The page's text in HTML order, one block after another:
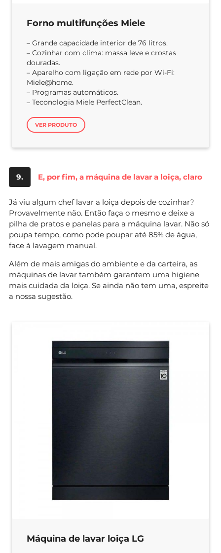
Forno multifunções Miele
– Grande capacidade interior de 76 litros.
– Cozinhar com clima: massa leve e crostas
douradas.
– Aparelho com ligação em rede por Wi-Fi:
Miele@home.
– Programas automáticos.
– Teconologia Miele PerfectClean.
VER PRODUTO
9. E, por fim, a máquina de lavar a loiça, claro
Já viu algum chef lavar a loiça depois de cozinhar?
Provavelmente não. Então faça o mesmo e deixe a
pilha de pratos e panelas para a máquina lavar. Não só
poupa tempo, como pode poupar até 85% de água,
face à lavagem manual.
Além de mais amigas do ambiente e da carteira, as
máquinas de lavar também garantem uma higiene
mais cuidada da loiça. Se ainda não tem uma, espreite
a nossa sugestão.
Máquina de lavar loiça LG